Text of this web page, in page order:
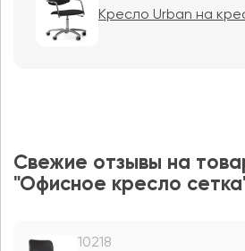
Кресло Urban на
Свежие отзывы на
"Офисное кресло
10218